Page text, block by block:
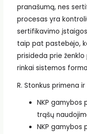
pranašumą, nes
procesas yra
sertifikavimo
taip pat pastebėjo,
prisideda prie
rinkai sistemos
R. Stonkus primena
NKP gamybos
trąšų
NKP gamybos